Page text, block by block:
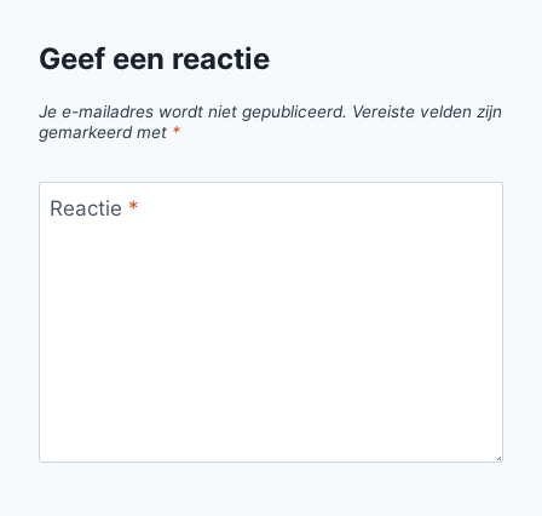
Geef een reactie
Je e-mailadres wordt niet gepubliceerd. Vereiste velden zijn
gemarkeerd met *
Reactie *